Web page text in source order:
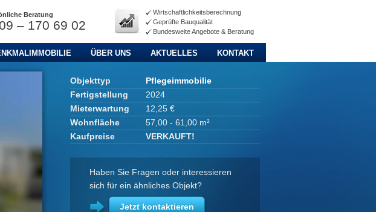
Beratung
– 170 69 02
Wirtschaftlichkeitsberechnung
Geprüfte Bauqualität
Bundesweite Angebote & Beratung
ÜBER UNS AKTUELLES KONTAKT
Objekttyp
Pflegeimmobilie
Fertigstellung
2024
Mieterwartung
12,25 €
Wohnfläche
57,00 - 61,00 m²
Kaufpreise
VERKAUFT!
Haben Sie Fragen oder interessieren
sich für ein ähnliches Objekt?
Jetzt kontaktieren